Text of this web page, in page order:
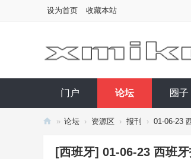
设为首页 收藏本站
门户 论坛 圈子
» 论坛 › 资源区 › 报刊 › 01-06-23
[西班牙] 01-06-23 西班